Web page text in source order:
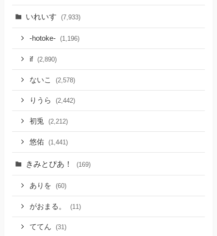
いれいす (7,933)
-hotoke- (1,196)
if (2,890)
ないこ (2,578)
りうら (2,442)
初兎 (2,212)
悠佑 (1,441)
きみとぴあ！ (169)
ありを (60)
がおまる。 (11)
ててん (31)